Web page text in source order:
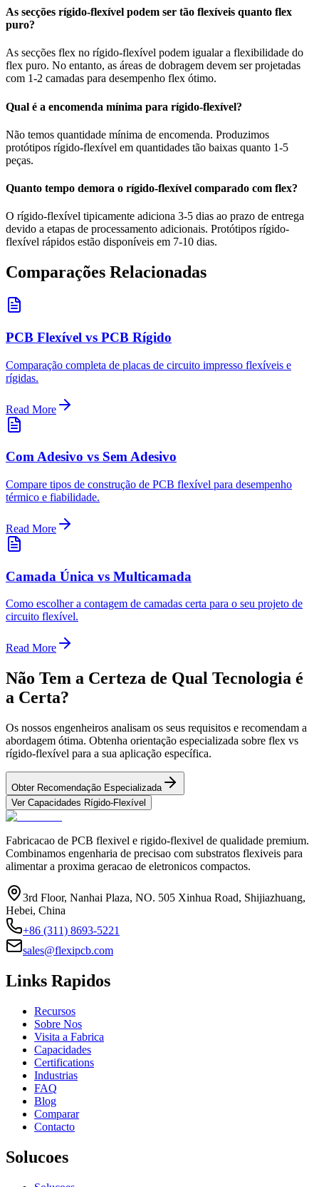
As secções rígido-flexível podem ser tão flexíveis quanto flex
puro?
As secções flex no rígido-flexível podem igualar a flexibilidade do
flex puro. No entanto, as áreas de dobragem devem ser projetadas
com 1-2 camadas para desempenho flex ótimo.
Qual é a encomenda mínima para rígido-flexível?
Não temos quantidade mínima de encomenda. Produzimos
protótipos rígido-flexível em quantidades tão baixas quanto 1-5
peças.
Quanto tempo demora o rígido-flexível comparado com flex?
O rígido-flexível tipicamente adiciona 3-5 dias ao prazo de entrega
devido a etapas de processamento adicionais. Protótipos rígido-
flexível rápidos estão disponíveis em 7-10 dias.
Comparações Relacionadas
PCB Flexível vs PCB Rígido
Comparação completa de placas de circuito impresso flexíveis e
rígidas.
Read More
Com Adesivo vs Sem Adesivo
Compare tipos de construção de PCB flexível para desempenho
térmico e fiabilidade.
Read More
Camada Única vs Multicamada
Como escolher a contagem de camadas certa para o seu projeto de
circuito flexível.
Read More
Não Tem a Certeza de Qual Tecnologia é
a Certa?
Os nossos engenheiros analisam os seus requisitos e recomendam a
abordagem ótima. Obtenha orientação especializada sobre flex vs
rígido-flexível para a sua aplicação específica.
Obter Recomendação Especializada
Ver Capacidades Rígido-Flexível
Fabricacao de PCB flexivel e rigido-flexivel de qualidade premium.
Combinamos engenharia de precisao com substratos flexiveis para
alimentar a proxima geracao de eletronicos compactos.
3rd Floor, Nanhai Plaza, NO. 505 Xinhua Road, Shijiazhuang,
Hebei, China
+86 (311) 8693-5221
sales@flexipcb.com
Links Rapidos
Recursos
Sobre Nos
Visita a Fabrica
Capacidades
Certifications
Industrias
FAQ
Blog
Comparar
Contacto
Solucoes